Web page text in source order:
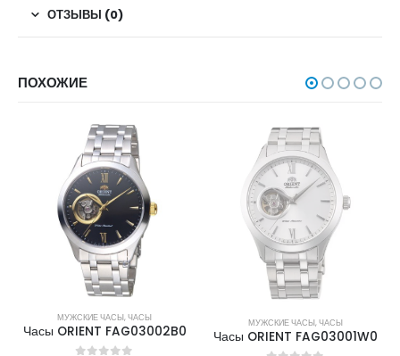
ОТЗЫВЫ (0)
ПОХОЖИЕ
МУЖСКИЕ ЧАСЫ,ЧАСЫ
Часы ORIENT FAG03002B0
НЕТ В НАЛИЧИИ
МУЖСКИЕ ЧАСЫ,ЧАСЫ
Часы ORIENT FAG03001W0